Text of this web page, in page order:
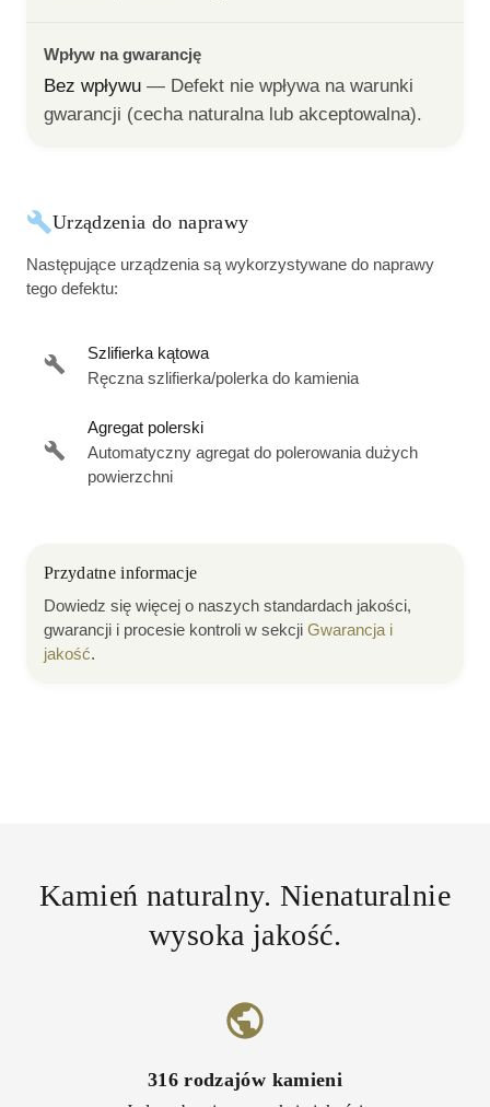
Wpływ na gwarancję
Bez wpływu — Defekt nie wpływa na warunki
gwarancji (cecha naturalna lub akceptowalna).
Urządzenia do naprawy
Następujące urządzenia są wykorzystywane do naprawy
tego defektu:
Szlifierka kątowa
Ręczna szlifierka/polerka do kamienia
Agregat polerski
Automatyczny agregat do polerowania dużych
powierzchni
Przydatne informacje
Dowiedz się więcej o naszych standardach jakości,
gwarancji i procesie kontroli w sekcji Gwarancja i
jakość.
Kamień naturalny. Nienaturalnie
wysoka jakość.
316 rodzajów kamieni